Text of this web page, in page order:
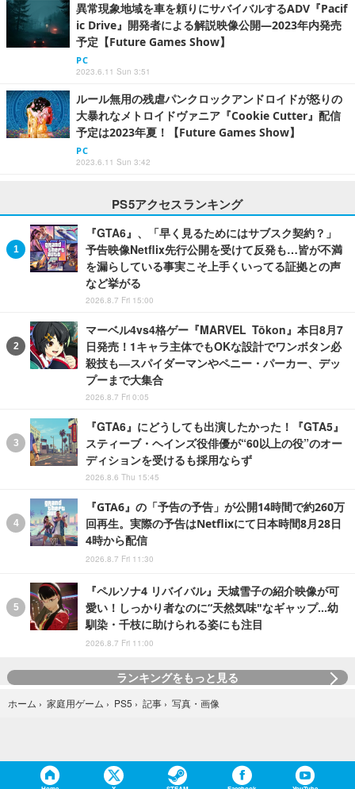
異常現象地域を車を頼りにサバイバルするADV『Pacif
ic Drive』開発者による解説映像公開―2023年内発売
予定【Future Games Show】
PC
2023.6.11 Sun 3:51
ルール無用の残虐パンクロックアンドロイドが怒りの
大暴れなメトロイドヴァニア『Cookie Cutter』配信
予定は2023年夏！【Future Games Show】
PC
2023.6.11 Sun 3:42
PS5アクセスランキング
『GTA6』、「早く見るためにはサブスク契約？」
予告映像Netflix先行公開を受けて反発も…皆が不満
を漏らしている事実こそ上手くいってる証拠との声
など挙がる
2026.8.7 Fri 15:00
マーベル4vs4格ゲー『MARVEL Tōkon』本日8月7
日発売！1キャラ主体でもOKな設計でワンボタン必
殺技も―スパイダーマンやペニー・パーカー、デッ
プーまで大集合
2026.8.7 Fri 0:05
『GTA6』にどうしても出演したかった！『GTA5』
スティーブ・ヘインズ役俳優が“60以上の役”のオー
ディションを受けるも採用ならず
2026.8.6 Thu 15:45
『GTA6』の「予告の予告」が公開14時間で約260万
回再生。実際の予告はNetflixにて日本時間8月28日
4時から配信
2026.8.7 Fri 11:30
『ペルソナ4 リバイバル』天城雪子の紹介映像が可
愛い！しっかり者なのに“天然気味"なギャップ…幼
馴染・千枝に助けられる姿にも注目
2026.8.7 Fri 11:00
ランキングをもっと見る
ホーム › 家庭用ゲーム › PS5 › 記事 › 写真・画像